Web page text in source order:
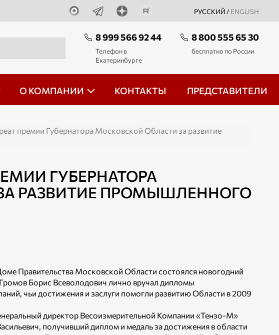
РУССКИЙ / ENGLISH
8 999 566 92 44
Телефон в
Екатеринбурге
8 800 555 65 30
бесплатно по России
О КОМПАНИИ КОНТАКТЫ ПРЕДСТАВИТЕЛИ
премии Губернатора Московской Области за развитие
ГУБЕРНАТОРА
РАЗВИТИЕ ПРОМЫШЛЕННОГО
Правительства Московской Области состоялся новогодний
Борис Всеволодович лично вручал дипломы
чьи достижения и заслуги помогли развитию Области в 2009
директор Весоизмерительной Компании «Тензо-М»
получивший диплом и медаль за достижения в области